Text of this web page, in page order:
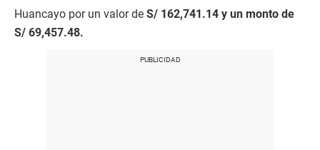
Huancayo por un valor de S/ 162,741.14 y un monto de
S/ 69,457.48.